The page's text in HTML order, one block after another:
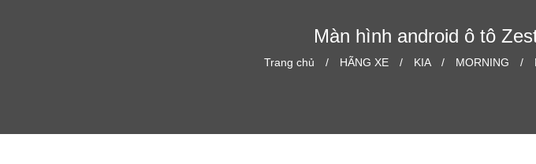
Màn hình android ô tô
Trang chủ HÃNG XE KIA MORNING